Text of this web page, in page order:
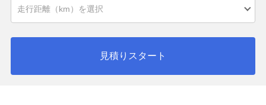
見積りスタート